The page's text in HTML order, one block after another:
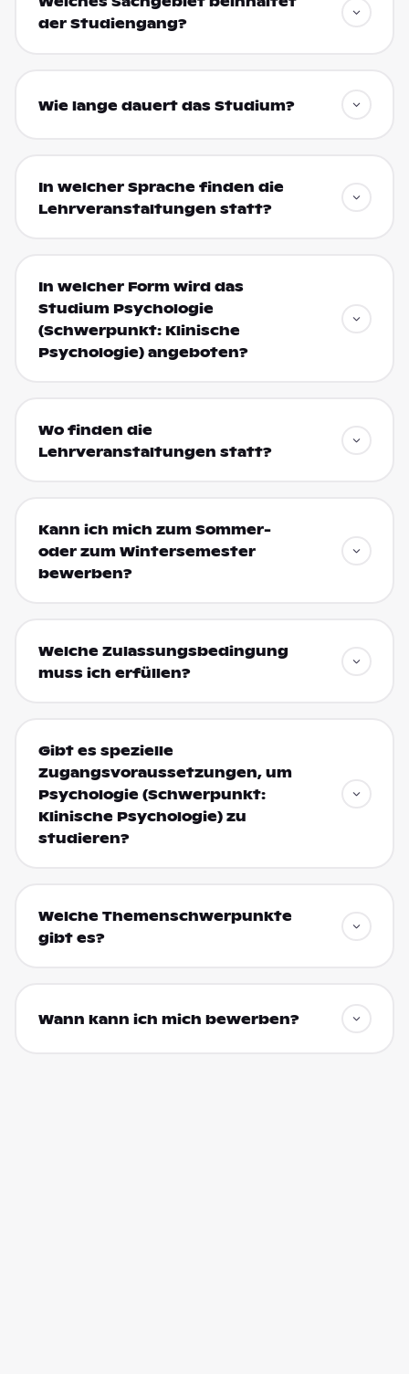
der Studiengang?
Wie lange dauert das Studium?
In welcher Sprache finden die
Lehrveranstaltungen statt?
In welcher Form wird das
Studium Psychologie
(Schwerpunkt: Klinische
Psychologie) angeboten?
Wo finden die
Lehrveranstaltungen statt?
Kann ich mich zum Sommer-
oder zum Wintersemester
bewerben?
Welche Zulassungsbedingung
muss ich erfüllen?
Gibt es spezielle
Zugangsvoraussetzungen, um
Psychologie (Schwerpunkt:
Klinische Psychologie) zu
studieren?
Welche Themenschwerpunkte
gibt es?
Wann kann ich mich bewerben?